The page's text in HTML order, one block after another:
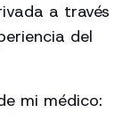
a través
del
mi médico: